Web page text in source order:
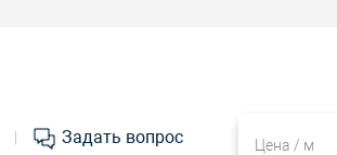
Цена / м
Задать вопрос